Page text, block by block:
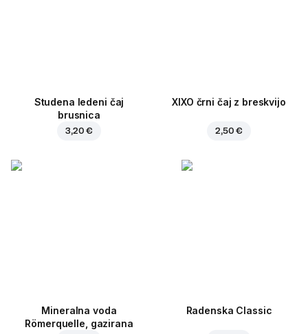
Studena ledeni čaj
brusnica
3,20 €
XIXO črni čaj z breskvijo
2,50 €
Mineralna voda
Römerquelle, gazirana
Radenska Classic